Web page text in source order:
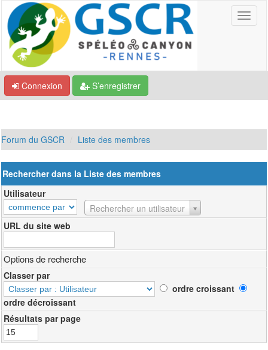
Connexion S’enregistrer
Forum du GSCR Liste des membres
Rechercher dans la Liste des membres
Utilisateur
Rechercher un utilisateur
Utilisateur
URL du site web
Options de recherche
Classer par
ordre croissant
ordre décroissant
Résultats par page